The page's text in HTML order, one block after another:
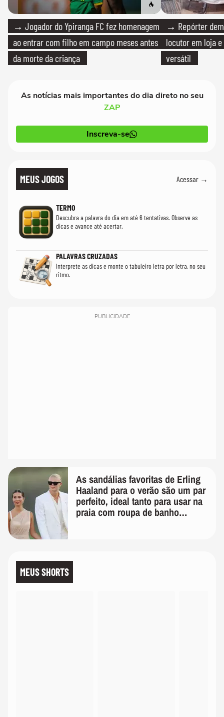
→ Jogador do Ypiranga FC fez homenagem
ao entrar com filho em campo meses antes
da morte da criança
→ Repórter
locutor em loja
versátil
As notícias mais importantes do dia direto no seu
ZAP
Inscreva-se
MEUS JOGOS Acessar →
TERMO
Descubra a palavra do dia em até 6 tentativas. Observe as
dicas e avance até acertar.
PALAVRAS CRUZADAS
Interprete as dicas e monte o tabuleiro letra por letra, no seu
ritmo.
PUBLICIDADE
As sandálias favoritas de Erling
Haaland para o verão são um par
perfeito, ideal tanto para usar na
praia com roupa de banho
MEUS SHORTS